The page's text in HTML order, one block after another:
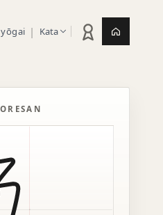
| Kata Statistik latihan